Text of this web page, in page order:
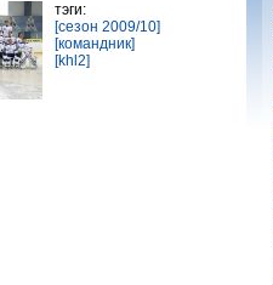
тэги:
[сезон 2009/10]
[командник]
[khl2]